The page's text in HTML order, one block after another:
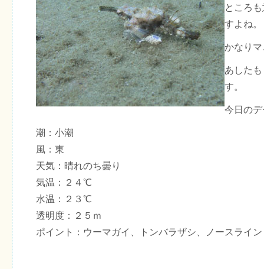
ところ
すよね。
かなり
あした
す。
今日の
潮：小潮
風：東
天気：晴れのち曇り
気温：２４℃
水温：２３℃
透明度：２５ｍ
ポイント：ウーマガイ、トンバラザシ、ノースライン